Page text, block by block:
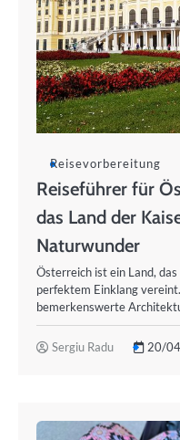
Reisevorbereitung
Reiseführer für
das Land der
Naturwunder
Österreich ist ein Land,
perfektem Einklang
bemerkenswerte
Sergiu Radu 20/